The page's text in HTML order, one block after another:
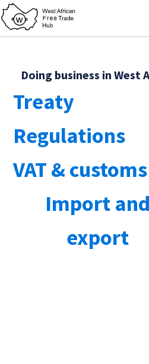
Doing business in West
Treaty
Regulations
VAT & customs
Import and
export